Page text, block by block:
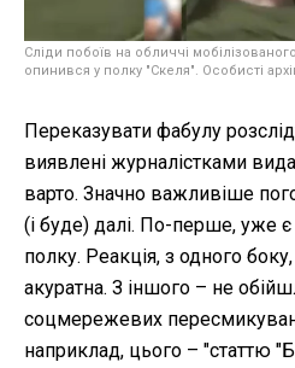
Сліди побоїв на обличчі
опинився у полку "Скеля". Особисті
Переказувати фабулу
виявлені журналістками
варто. Значно важливіше
(і буде) далі. По-перше, уже є
полку. Реакція, з одного
акуратна. З іншого – не
соцмережевих
наприклад, цього – "статтю